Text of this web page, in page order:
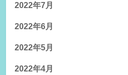
2022年7月
2022年6月
2022年5月
2022年4月